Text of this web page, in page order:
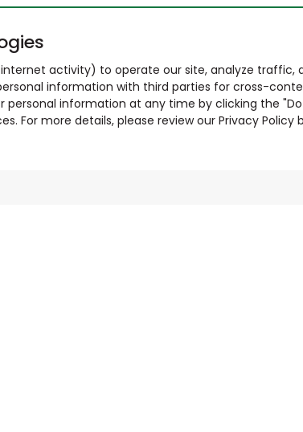
activity) to operate our site, analyze traffic,
information with third parties for cross-
information at any time by clicking the "Do
For more details, please review our Privacy Policy